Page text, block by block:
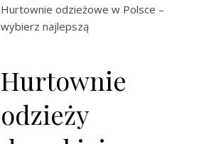
Hurtownie odzieżowe w Polsce –
wybierz najlepszą
Hurtownie
odzieży